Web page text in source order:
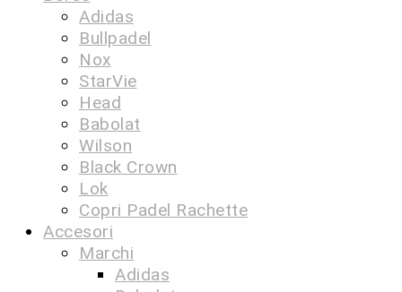
Adidas
Bullpadel
Nox
StarVie
Head
Babolat
Wilson
Black Crown
Lok
Copri Padel Rachette
Accesori
Marchi
Adidas